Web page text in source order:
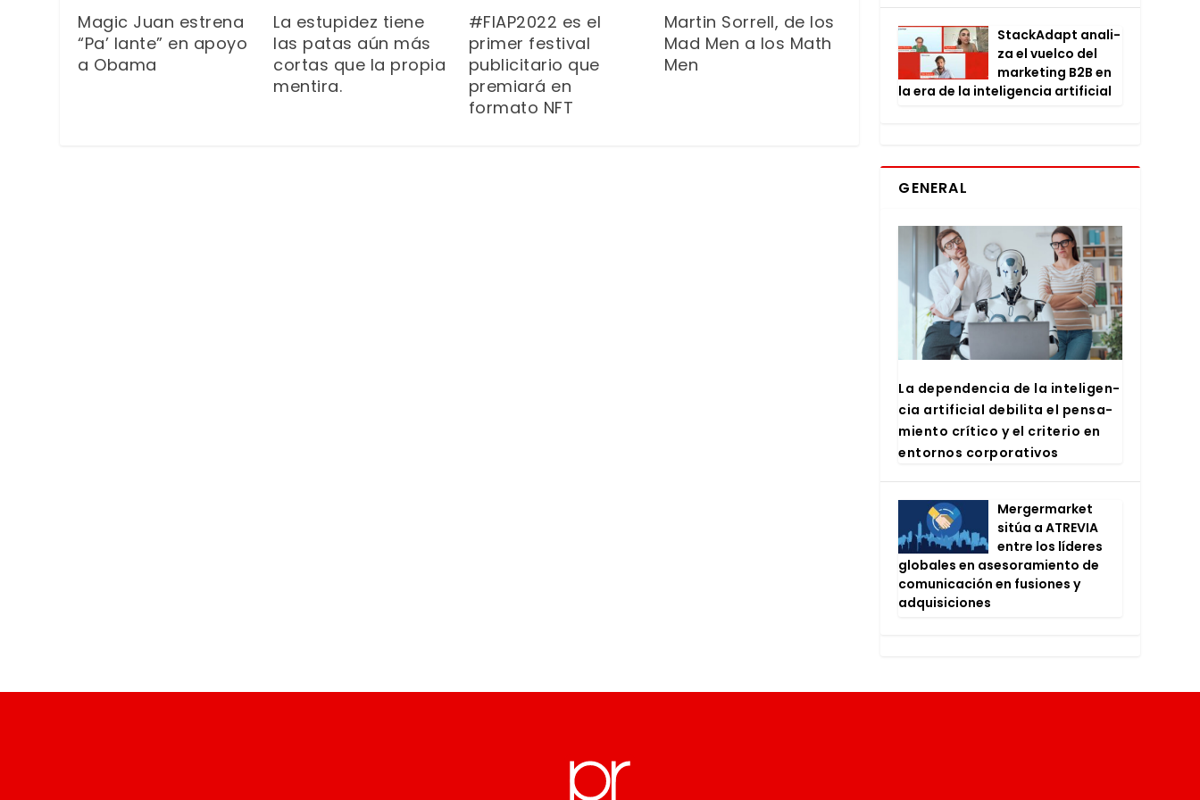
Magic Juan estrena
“Pa’ lante” en apoyo
a Obama
La estupidez tiene
las patas aún más
cortas que la propia
mentira.
#FIAP2022 es el
primer festival
publicitario que
premiará en
formato NFT
Martin Sorrell, de los
Mad Men a los Math
Men
Stac­kA­dapt ana­li­
za el vuel­co del
mar­ke­ting B2B en
la era de la inte­li­gen­cia arti­fi­cial
GENERAL
La depen­den­cia de la inte­li­gen­
cia arti­fi­cial debi­li­ta el pen­sa­
mien­to crí­ti­co y el cri­te­rio en
entor­nos cor­po­ra­ti­vos
Mer­ger­mar­ket
sitúa a ATRE­VIA
entre los líde­res
glo­ba­les en ase­so­ra­mien­to de
comu­ni­ca­ción en fusio­nes y
adqui­si­cio­nes